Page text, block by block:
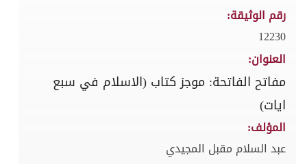
رقم الوثيقة:
12230
العنوان:
مفاتح الفاتحة: موجز كتاب (الاسلام في سبع
ايات)
المؤلف:
عبد السلام مقبل المجيدي